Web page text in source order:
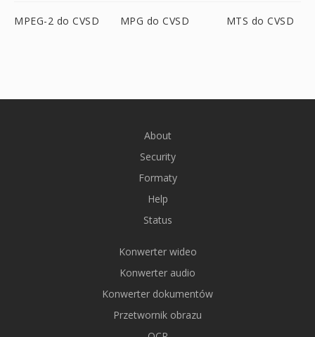
MPEG-2 do CVSD MPG do CVSD MTS do CVSD
About
Security
Formaty
Help
Status
Konwerter wideo
Konwerter audio
Konwerter dokumentów
Przetwornik obrazu